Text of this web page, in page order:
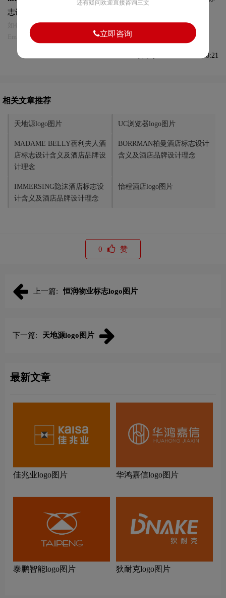
志设计及本链接!
如有内容侵犯您的合法权益，请及时与我们联系
Email:75696531@qq.com，我们将第一时间安排删除。
发布于2024-04-16 09:48:21
相关文章推荐
天地源logo图片 UC浏览器logo图片
MADAME BELLY蓓利夫人酒
店标志设计含义及酒店品牌设
计理念
BORRMAN柏曼酒店标志设计
含义及酒店品牌设计理念
IMMERSING隐沫酒店标志设
计含义及酒店品牌设计理念
怡程酒店logo图片
0 赞
上一篇: 恒润物业标志logo图片
下一篇: 天地源logo图片
最新文章
佳兆业logo图片 华鸿嘉信logo图片
泰鹏智能logo图片 狄耐克logo图片
还有疑问欢迎直接咨询三文
立即咨询